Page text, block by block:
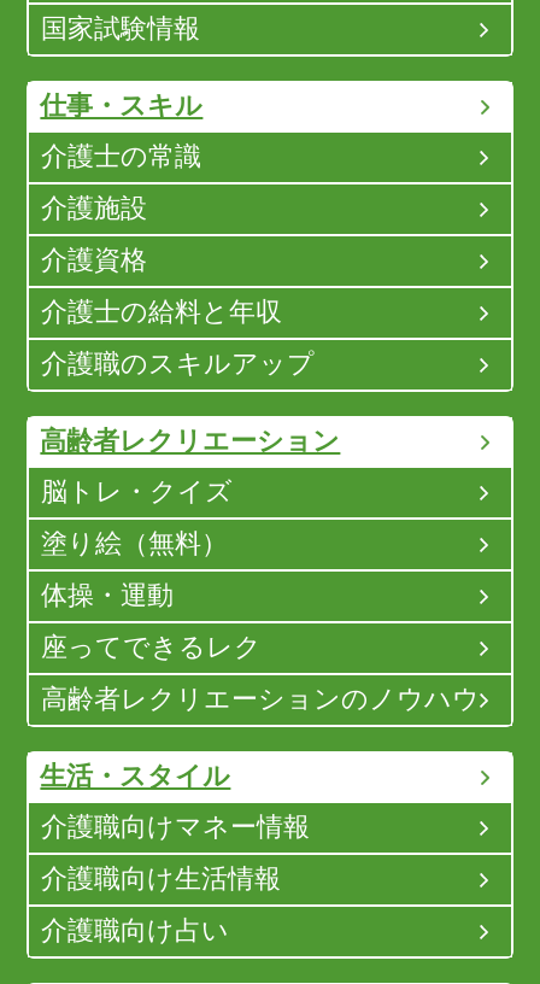
国家試験情報
仕事・スキル
介護士の常識
介護施設
介護資格
介護士の給料と年収
介護職のスキルアップ
高齢者レクリエーション
脳トレ・クイズ
塗り絵（無料）
体操・運動
座ってできるレク
高齢者レクリエーションのノウハウ
生活・スタイル
介護職向けマネー情報
介護職向け生活情報
介護職向け占い